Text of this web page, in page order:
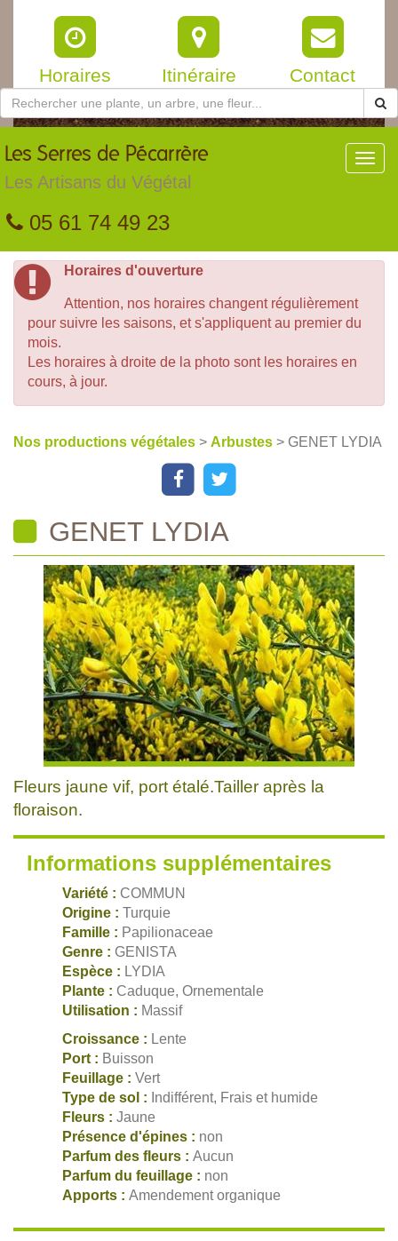
Horaires Itinéraire Contact
Les Serres de Pécarrère
Les Artisans du Végétal
05 61 74 49 23
Horaires d'ouverture
Attention, nos horaires changent régulièrement
pour suivre les saisons, et s'appliquent au premier du
mois.
Les horaires à droite de la photo sont les horaires en
cours, à jour.
Nos productions végétales > Arbustes > GENET LYDIA
GENET LYDIA
Fleurs jaune vif, port étalé.Tailler après la
floraison.
Informations supplémentaires
Variété : COMMUN
Origine : Turquie
Famille : Papilionaceae
Genre : GENISTA
Espèce : LYDIA
Plante : Caduque, Ornementale
Utilisation : Massif
Croissance : Lente
Port : Buisson
Feuillage : Vert
Type de sol : Indifférent, Frais et humide
Fleurs : Jaune
Présence d'épines : non
Parfum des fleurs : Aucun
Parfum du feuillage : non
Apports : Amendement organique